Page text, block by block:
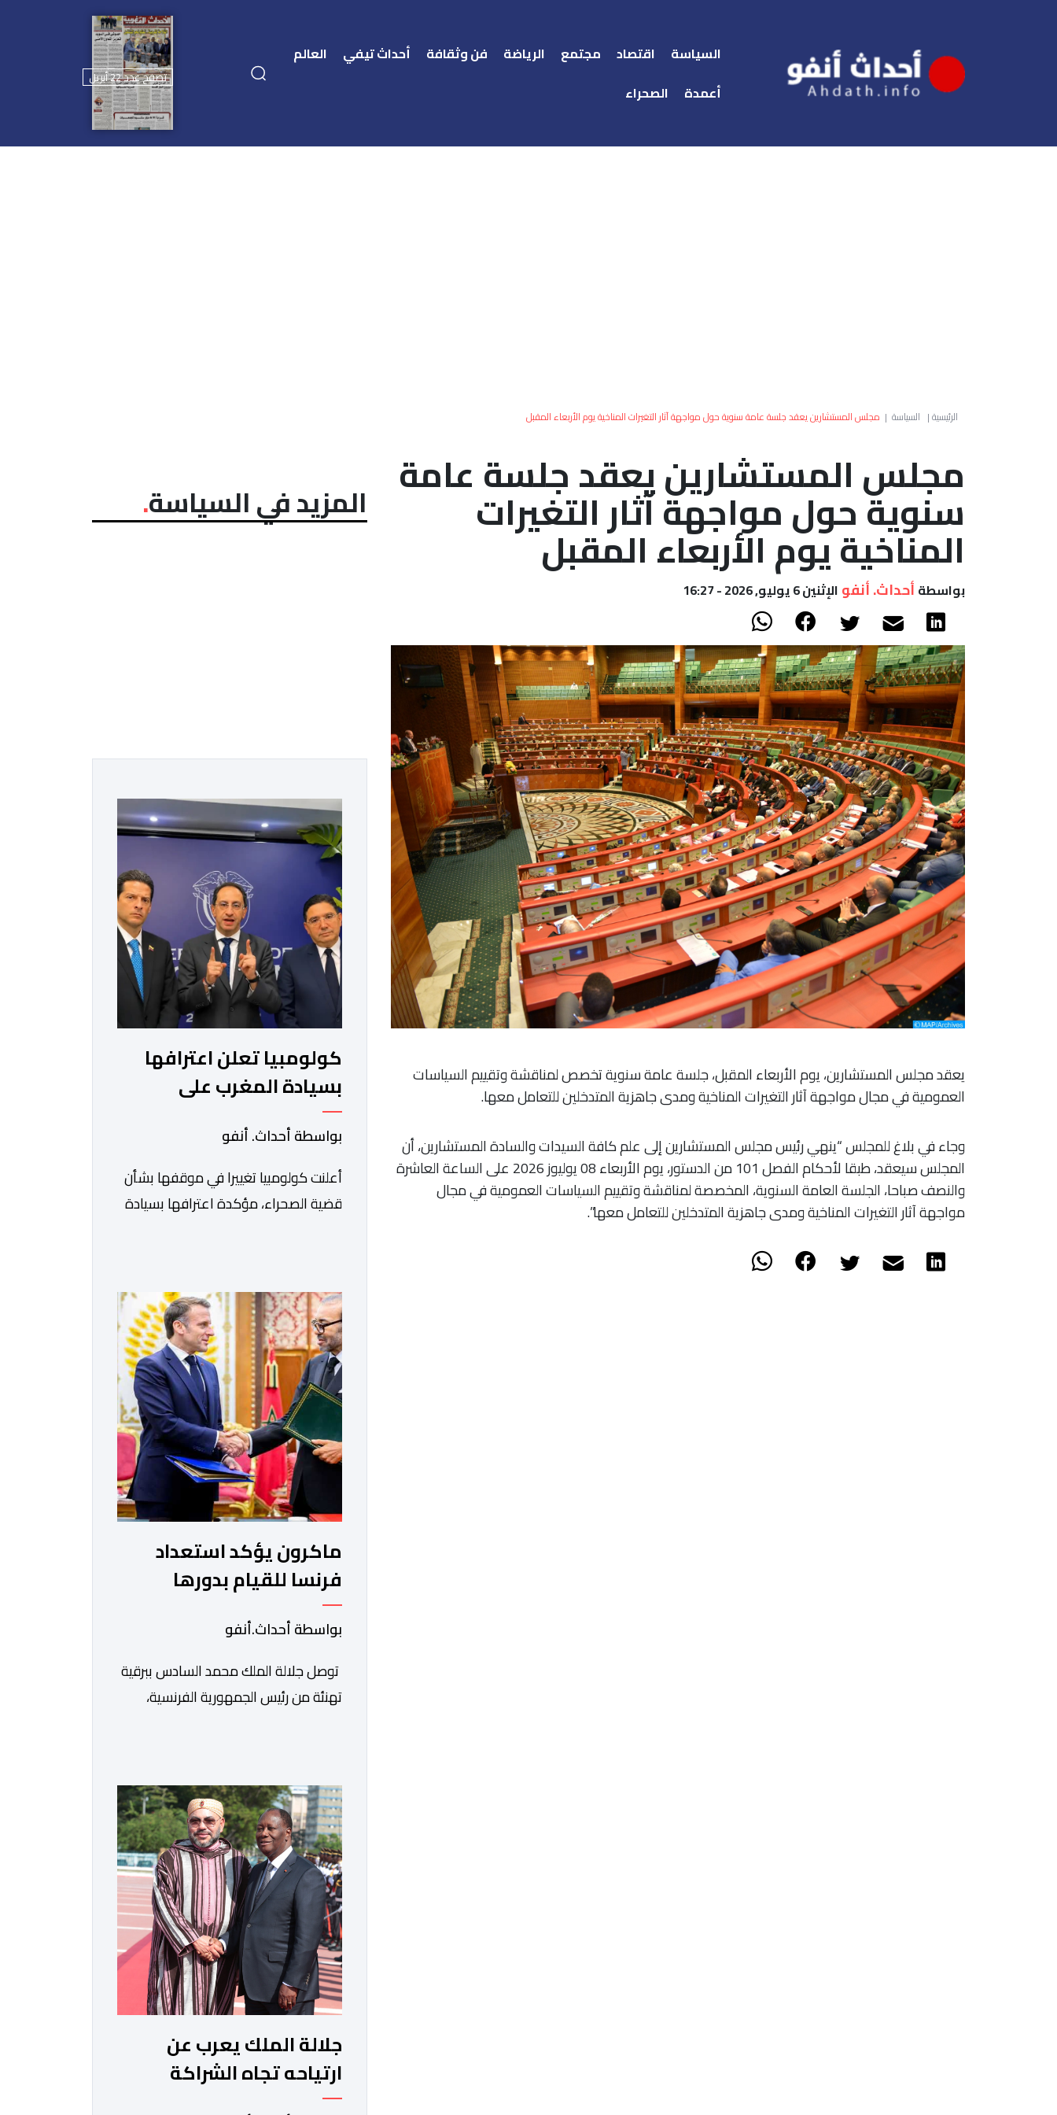
السياسة اقتصاد مجتمع الرياضة فن وثقافة أحداث تيفي
العالم
أعمدة
الصحراء
تصفح عدد 22 أبريل
الرئيسية| السياسة | مجلس المستشارين يعقد جلسة عامة سنوية حول مواجهة آثار التغيرات المناخية يوم الأربعاء المقبل
مجلس المستشارين يعقد جلسة عامة
سنوية حول مواجهة آثار التغيرات
المناخية يوم الأربعاء المقبل
بواسطة أحداث. أنفو الإثنين 6 يوليو, 2026 - 16:27
يعقد مجلس المستشارين، يوم الأربعاء المقبل، جلسة عامة سنوية تخصص لمناقشة وتقييم السياسات
العمومية في مجال مواجهة آثار التغيرات المناخية ومدى جاهزية المتدخلين للتعامل معها.
وجاء في بلاغ للمجلس “ينهي رئيس مجلس المستشارين إلى علم كافة السيدات والسادة المستشارين، أن
المجلس سيعقد، طبقا لأحكام الفصل 101 من الدستور، يوم الأربعاء 08 يوليوز 2026 على الساعة العاشرة
والنصف صباحا، الجلسة العامة السنوية، المخصصة لمناقشة وتقييم السياسات العمومية في مجال
مواجهة آثار التغيرات المناخية ومدى جاهزية المتدخلين للتعامل معها”.
المزيد في السياسة
كولومبيا تعلن اعترافها
بسيادة المغرب على
صحرائه
بواسطة أحداث. أنفو
أعلنت كولومبيا تغييرا في موقفها بشأن
قضية الصحراء، مؤكدة اعترافها بسيادة
الخارجية والتعاون الافريقي والمغاربة
المقيمين بالخارج، ناصر بوريطة، ونائب
رئيس جمهورية كولومبيا، خوسيه مانويل
ريستريبو، بحضور وزير العلاقات الخارجية
عمر بولا إسكوبار. وبهذه المناسبة، أكد
السيد […]
ماكرون يؤكد استعداد
فرنسا للقيام بدورها
الكامل في ملف الصحراء
بواسطة أحداث.أنفو
توصل جلالة الملك محمد السادس ببرقية
تهنئة من رئيس الجمهورية الفرنسية،
بالصحة والسعادة والتوفيق، مجددا
التعبير لجلالته عن مشاعر الصداقة
العميقة والمتينة التي تكنها فرنسا
وشعبها للمغرب وللشعب المغربي. وقال
الرئيس الفرنسي “لا يساورني أي شك في
أن […]
جلالة الملك يعرب عن
ارتياحه تجاه الشراكة
الاستراتيجية بين المغرب